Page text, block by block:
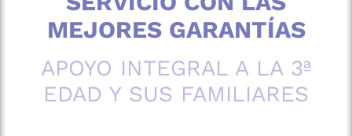
MEJORES GARANTÍAS
APOYO INTEGRAL A LA 3ª
EDAD Y SUS FAMILIARES